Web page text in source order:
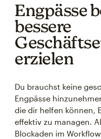
Engpässe
bessere
erzielen
Du brauchst keine
Engpässe
die dir helfen können,
effektiv zu managen.
Blockaden im